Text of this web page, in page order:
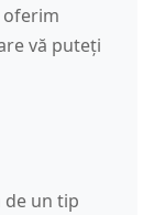
oferim
vă puteți
de un tip